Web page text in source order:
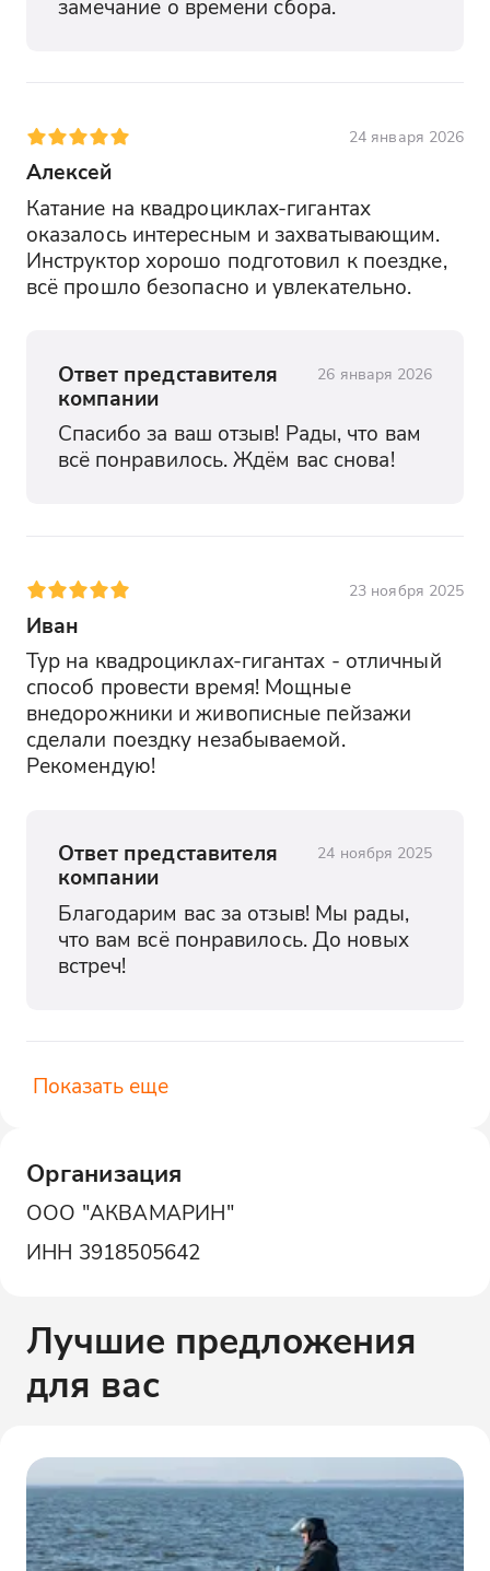
замечание о времени сбора.
24 января 2026
Алексей
Катание на квадроциклах-гигантах
оказалось интересным и захватывающим.
Инструктор хорошо подготовил к поездке,
всё прошло безопасно и увлекательно.
Ответ представителя
компании
26 января 2026
Спасибо за ваш отзыв! Рады, что вам
всё понравилось. Ждём вас снова!
23 ноября 2025
Иван
Тур на квадроциклах-гигантах - отличный
способ провести время! Мощные
внедорожники и живописные пейзажи
сделали поездку незабываемой.
Рекомендую!
Ответ представителя
компании
24 ноября 2025
Благодарим вас за отзыв! Мы рады,
что вам всё понравилось. До новых
встреч!
Показать еще
Организация
ООО "АКВАМАРИН"
ИНН 3918505642
Лучшие предложения
для вас